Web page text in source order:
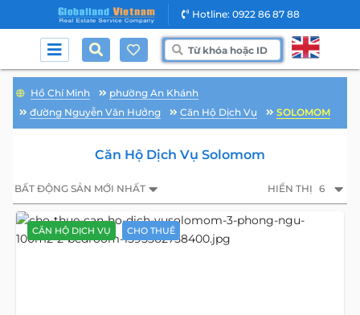
Hotline: 0922 86 87 88
Hồ Chí Minh
phường An Khánh
đường Nguyễn Văn Hưởng
Căn Hộ Dịch Vụ SOLOMOM
Căn Hộ Dịch Vụ Solomom
BẤT ĐỘNG SẢN MỚI NHẤT HIỂN THỊ 6
CĂN HỘ DỊCH VỤ CHO THUÊ